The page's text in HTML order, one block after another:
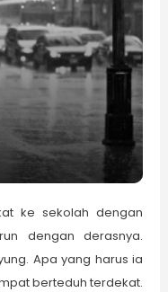
ke sekolah dengan
dengan derasnya.
Apa yang harus ia
berteduh terdekat.